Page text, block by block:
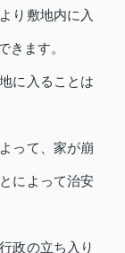
り敷地内に入
きます。
に入ることは
って、家が崩
によって治安
政の立ち入り